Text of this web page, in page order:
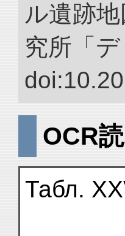
ル遺跡
究所「
OCR
Табл.